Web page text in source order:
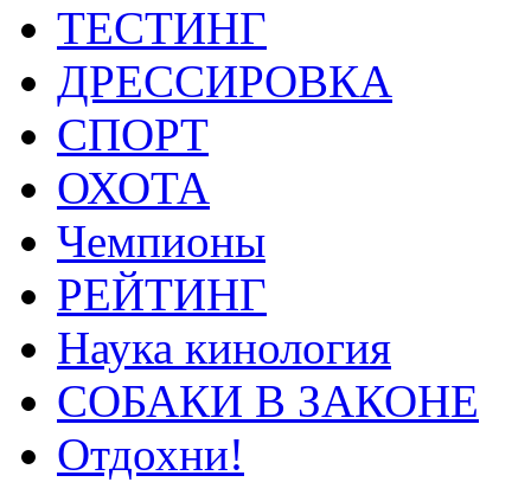
ТЕСТИНГ
ДРЕССИРОВКА
СПОРТ
ОХОТА
Чемпионы
РЕЙТИНГ
Наука кинология
СОБАКИ В ЗАКОНЕ
Отдохни!